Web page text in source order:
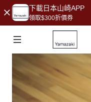
下載日本山崎APP
領取$300折價券